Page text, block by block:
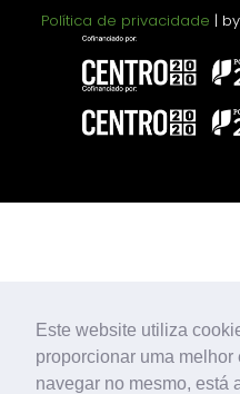
Este website utiliza
proporcionar uma melhor
navegar no mesmo, está
Política de privacidade |